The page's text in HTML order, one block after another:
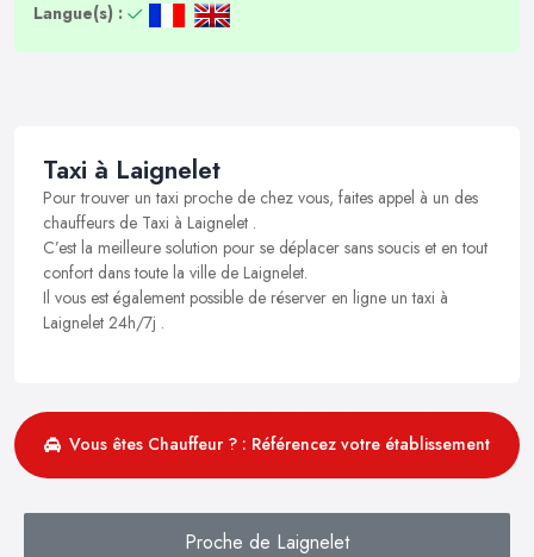
Langue(s) :
Taxi à Laignelet
Pour trouver un taxi proche de chez vous, faites appel à un des
chauffeurs de Taxi à Laignelet .
C’est la meilleure solution pour se déplacer sans soucis et en tout
confort dans toute la ville de Laignelet.
Il vous est également possible de réserver en ligne un taxi à
Laignelet 24h/7j .
Vous êtes Chauffeur ? : Référencez votre établissement
Proche de Laignelet